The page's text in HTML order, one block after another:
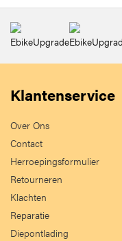
Klantenservice
Over Ons
Contact
Herroepingsformulier
Retourneren
Klachten
Reparatie
Diepontlading